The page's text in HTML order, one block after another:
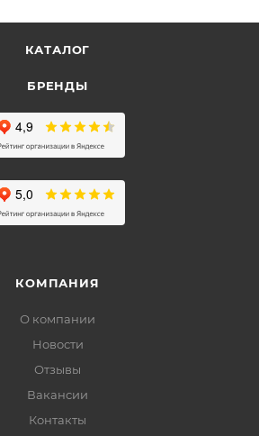
КАТАЛОГ
БРЕНДЫ
КОМПАНИЯ
О компании
Новости
Отзывы
Вакансии
Контакты